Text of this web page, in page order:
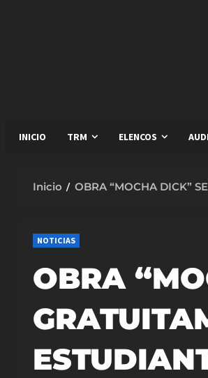
INICIO TRM ELENCOS
Inicio OBRA “MOCHA DICK”
NOTICIAS
OBRA